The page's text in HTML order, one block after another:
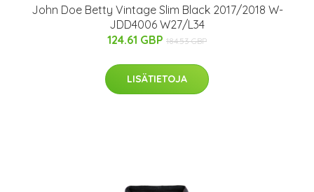
John Doe Betty Vintage Slim Black 2017/2018 W-
JDD4006 W27/L34
124.61 GBP 184.53 GBP
LISÄTIETOJA